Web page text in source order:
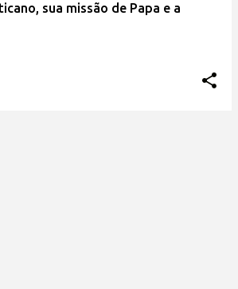
sua missão de Papa e a